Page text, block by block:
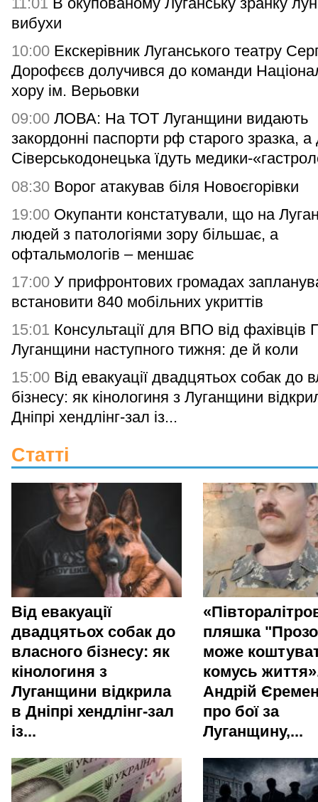
вибухи
10:00 Екскерівник Луганського театру
Дорофєєв долучився до команди
хору ім. Верьовки
09:00 ЛОВА: На ТОТ Луганщини видають
закордонні паспорти рф старого зразка, а
Сіверськодонецька їдуть медики-
08:30 Ворог атакував біля Новоєгорівки
19:00 Окупанти констатували, що на
людей з патологіями зору більшає, а
офтальмологів – меншає
17:00 У прифронтових громадах
встановити 840 мобільних укриттів
15:01 Консультації для ВПО від фахівців
Луганщини наступного тижня: де й коли
15:00 Від евакуації двадцятьох собак до
бізнесу: як кінологиня з Луганщини
Дніпрі хендлінг-зал із...
Статті
Від евакуації
двадцятьох собак до
власного бізнесу: як
кінологиня з
Луганщини відкрила
в Дніпрі хендлінг-зал
із...
пляшка
може
комусь
Андрій
про бої за
Луганщину,...